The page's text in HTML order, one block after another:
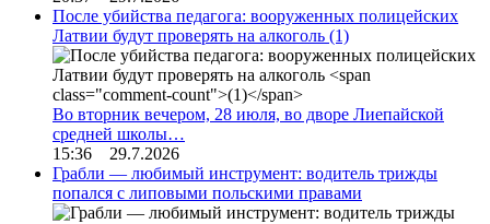
После убийства педагога: вооруженных полицейских
Латвии будут проверять на алкоголь (1)
Во вторник вечером, 28 июля, во дворе Лиепайской
средней школы…
15:36 29.7.2026
Грабли — любимый инструмент: водитель трижды
попался с липовыми польскими правами